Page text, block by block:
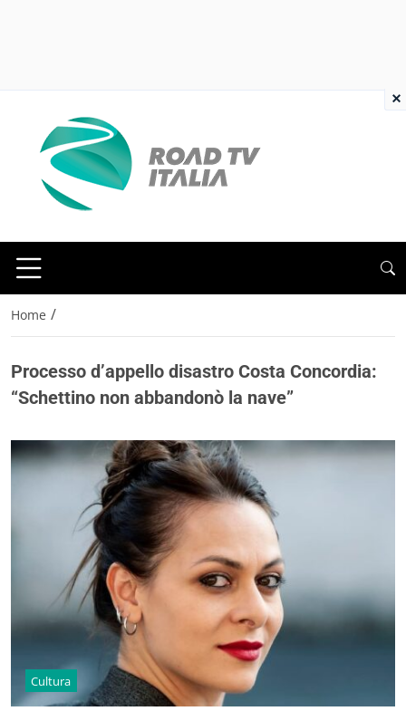
Home /
Processo d’appello disastro Costa Concordia:
“Schettino non abbandonò la nave”
Cultura
×